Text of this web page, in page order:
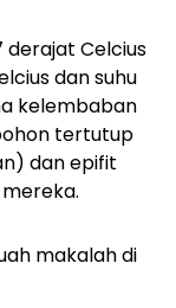
derajat Celcius
dan suhu
kelembaban
tertutup
dan epifit
makalah di